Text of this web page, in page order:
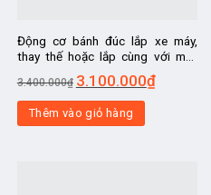
Động cơ bánh đúc lắp xe máy,
thay thế hoặc lắp cùng với máy
xăng, chế xe máy thành xe điện lai
3.400.000₫ 3.100.000₫
Thêm vào giỏ hàng